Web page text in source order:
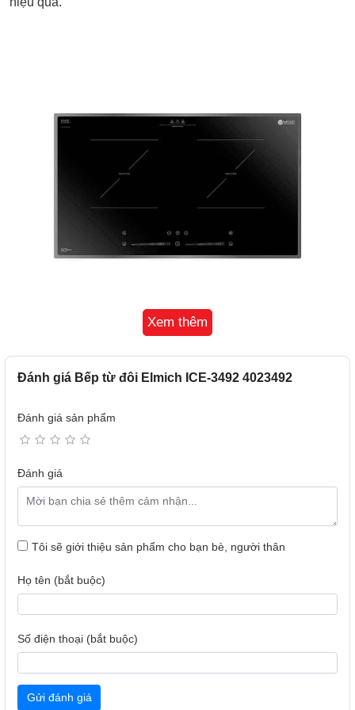
Bếp từ ELMICH tuân thủ tiêu chuẩn an toàn nghiêm ngặt
của Châu Âu, giúp bạn yên tâm sử dụng trong mọi tình
bảo an toàn tuyệt đối cho gia đình có trẻ nhỏ và người lớn
tuổi.
Xem thêm
Đánh giá Bếp từ đôi Elmich ICE-3492 4023492
Đánh giá sản phẩm
Đánh giá
Tôi sẽ giới thiệu sản phẩm cho bạn bè, người thân
Họ tên (bắt buộc)
Số điện thoại (bắt buộc)
Gửi đánh giá